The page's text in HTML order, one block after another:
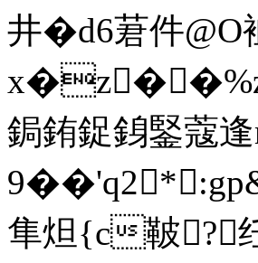
井� d6莙件
х�z��%zi
鋦銪鋜銵鋻蔻
隼炟 {c鞁?